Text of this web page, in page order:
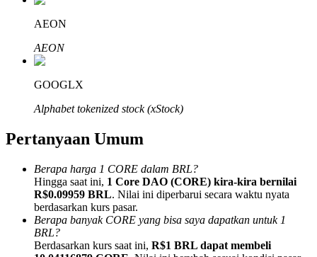
Afiliasi Bitrue
Hingga 65% Komisi!
Referensi
AEON
AEON
GOOGLX
Alphabet tokenized stock (xStock)
Pertanyaan Umum
Berapa harga 1 CORE dalam BRL?
Hingga saat ini, 1 Core DAO (CORE) kira-kira bernilai
R$0.09959 BRL. Nilai ini diperbarui secara waktu nyata
berdasarkan kurs pasar.
Berapa banyak CORE yang bisa saya dapatkan untuk 1
BRL?
Berdasarkan kurs saat ini, R$1 BRL dapat membeli